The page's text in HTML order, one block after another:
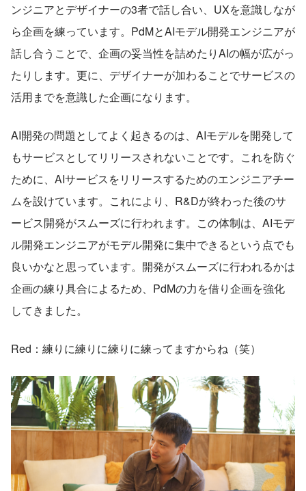
ンジニアとデザイナーの3者で話し合い、UXを意識しなが
ら企画を練っています。PdMとAIモデル開発エンジニアが
話し合うことで、企画の妥当性を詰めたりAIの幅が広がっ
たりします。更に、デザイナーが加わることでサービスの
活用までを意識した企画になります。
AI開発の問題としてよく起きるのは、AIモデルを開発して
もサービスとしてリリースされないことです。これを防ぐ
ために、AIサービスをリリースするためのエンジニアチー
ムを設けています。これにより、R&Dが終わった後のサ
ービス開発がスムーズに行われます。この体制は、AIモデ
ル開発エンジニアがモデル開発に集中できるという点でも
良いかなと思っています。開発がスムーズに行われるかは
企画の練り具合によるため、PdMの力を借り企画を強化
してきました。
Red：練りに練りに練りに練ってますからね（笑）